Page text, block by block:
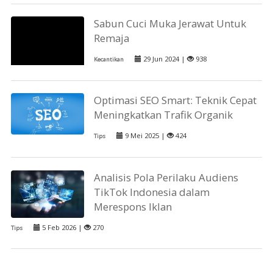
Sabun Cuci Muka Jerawat Untuk
Remaja
Kecantikan 29 Jun 2024 | 938
Optimasi SEO Smart: Teknik Cepat
Meningkatkan Trafik Organik
Tips 9 Mei 2025 | 424
Analisis Pola Perilaku Audiens
TikTok Indonesia dalam
Merespons Iklan
Tips 5 Feb 2026 | 270